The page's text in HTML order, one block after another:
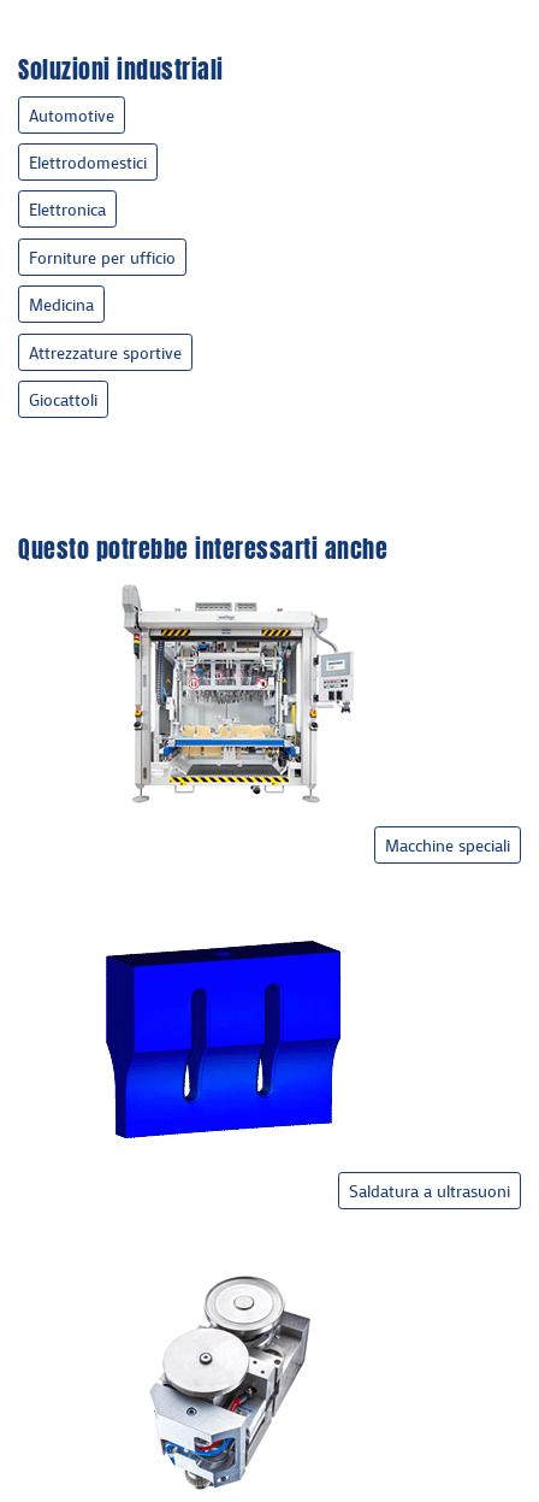
Soluzioni industriali
Automotive
Elettrodomestici
Elettronica
Forniture per ufficio
Medicina
Attrezzature sportive
Giocattoli
Questo potrebbe interessarti anche
Macchine speciali
Saldatura a ultrasuoni